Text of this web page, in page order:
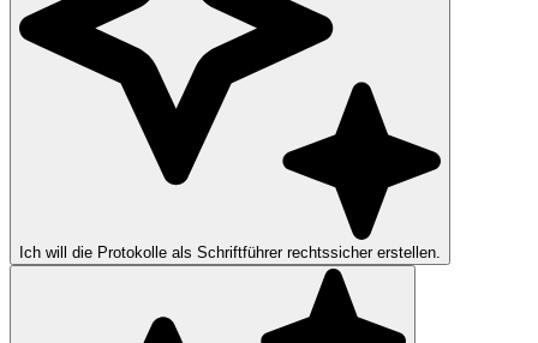
Ich will die Protokolle als Schriftführer rechtssicher erstellen.